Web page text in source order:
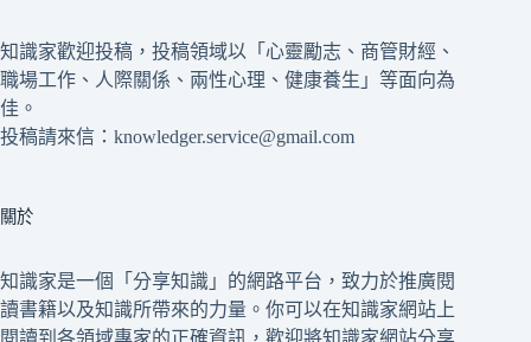
知識家歡迎投稿，投稿領域以「心靈勵志、商管財經、
職場工作、人際關係、兩性心理、健康養生」等面向為
佳。
投稿請來信：knowledger.service@gmail.com
關於
知識家是一個「分享知識」的網路平台，致力於推廣閱
讀書籍以及知識所帶來的力量。你可以在知識家網站上
閱讀到各領域專家的正確資訊，歡迎將知識家網站分享